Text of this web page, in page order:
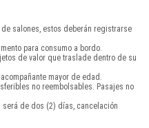
salones, estos deberán registrarse
para consumo a bordo.
de valor que traslade dentro de su
mayor de edad.
no reembolsables. Pasajes no
será de dos (2) días, cancelación